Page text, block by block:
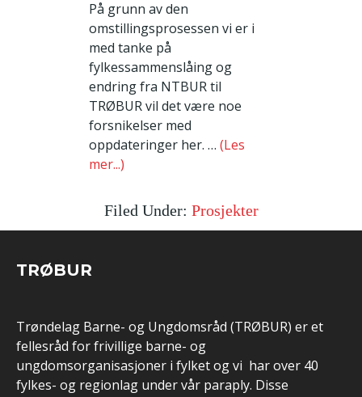
På grunn av den
omstillingsprosessen vi er i
med tanke på
fylkessammenslåing og
endring fra NTBUR til
TRØBUR vil det være noe
forsnikelser med
oppdateringer her. … (Les
mer...)
Filed Under: Prosjekter
TRØBUR
Trøndelag Barne- og Ungdomsråd (TRØBUR) er et
fellesråd for frivillige barne- og
ungdomsorganisasjoner i fylket og vi har over 40
fylkes- og regionlag under vår paraply. Disse